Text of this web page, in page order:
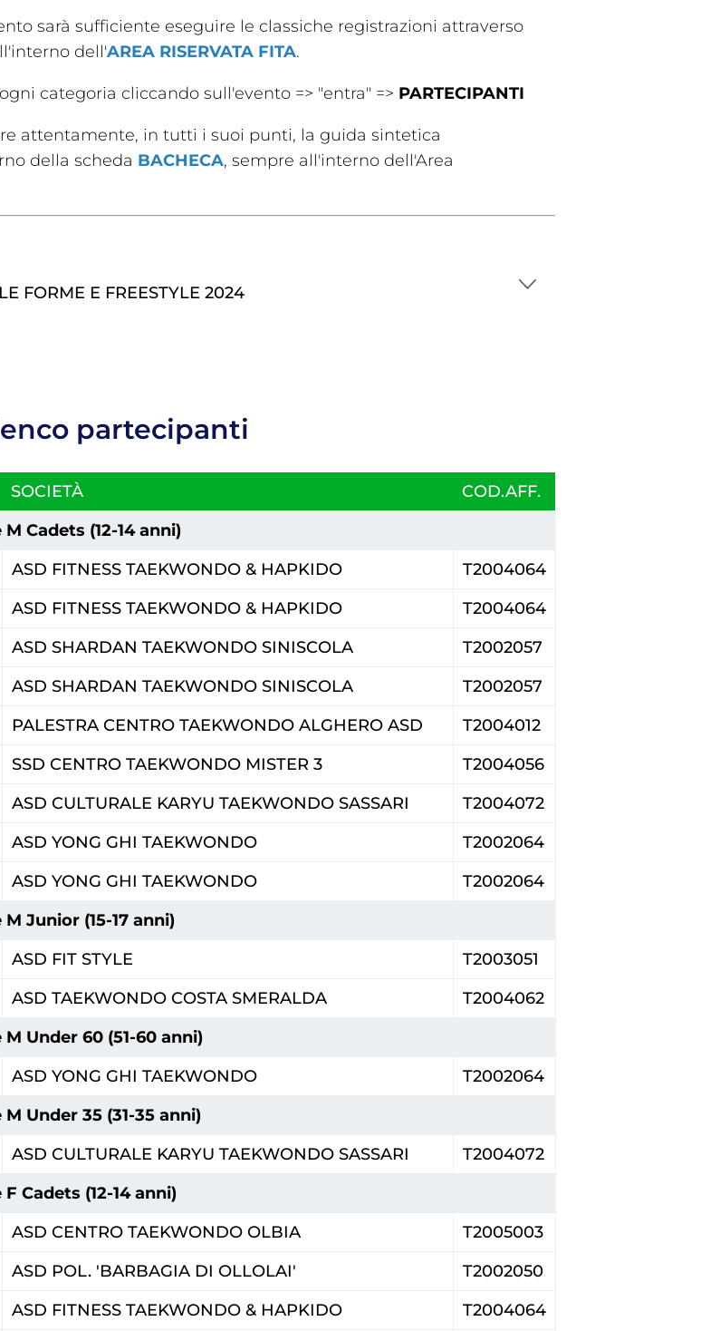
Feed
Palestre
Tesserati
Fita HUB
sarà sufficiente eseguire le classiche registrazioni attraverso
dell'AREA RISERVATA FITA.
categoria cliccando sull'evento => "entra" => PARTECIPANTI
attentamente, in tutti i suoi punti, la guida sintetica
della scheda BACHECA, sempre all'interno dell'Area
FORME E FREESTYLE 2024
partecipanti
SOCIETÀ
COD.AFF.
Cadets (12-14 anni)
ASD FITNESS TAEKWONDO & HAPKIDO
T2004064
ASD FITNESS TAEKWONDO & HAPKIDO
T2004064
ASD SHARDAN TAEKWONDO SINISCOLA
T2002057
ASD SHARDAN TAEKWONDO SINISCOLA
T2002057
PALESTRA CENTRO TAEKWONDO ALGHERO ASD
T2004012
SSD CENTRO TAEKWONDO MISTER 3
T2004056
ASD CULTURALE KARYU TAEKWONDO SASSARI
T2004072
ASD YONG GHI TAEKWONDO
T2002064
ASD YONG GHI TAEKWONDO
T2002064
Junior (15-17 anni)
ASD FIT STYLE
T2003051
ASD TAEKWONDO COSTA SMERALDA
T2004062
Under 60 (51-60 anni)
ASD YONG GHI TAEKWONDO
T2002064
Under 35 (31-35 anni)
ASD CULTURALE KARYU TAEKWONDO SASSARI
T2004072
Cadets (12-14 anni)
ASD CENTRO TAEKWONDO OLBIA
T2005003
ASD POL. 'BARBAGIA DI OLLOLAI'
T2002050
ASD FITNESS TAEKWONDO & HAPKIDO
T2004064